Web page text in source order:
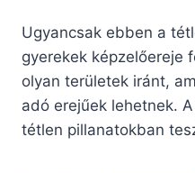
Ugyancsak ebben a
gyerekek képzelőereje
olyan területek iránt,
adó erejűek lehetnek.
tétlen pillanatokban